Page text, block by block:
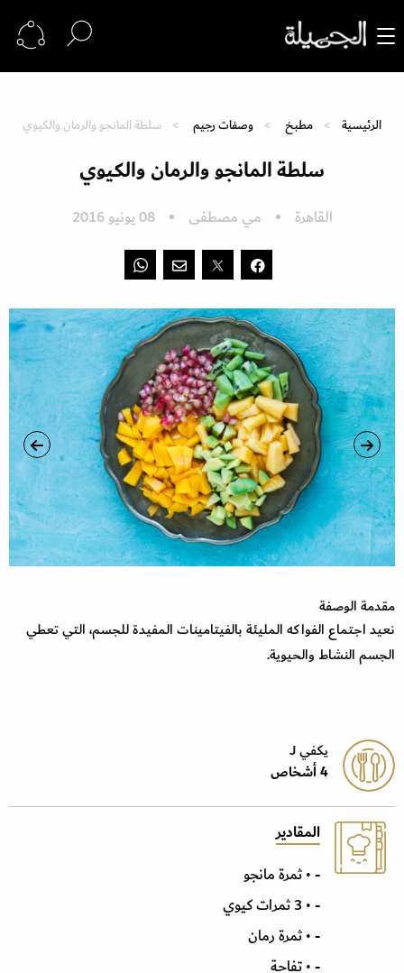
الرئيسية مطبخ وصفات رجيم سلطة المانجو والرمان والكيوي
سلطة المانجو والرمان والكيوي
القاهرة مي مصطفى 08 يونيو 2016
مقدمة الوصفة
نعيد اجتماع الفواكه المليئة بالفيتامينات المفيدة للجسم، التي تعطي
الجسم النشاط والحيوية.
يكفي J
4 أشخاص
المقادير
- • ثمرة مانجو
- • 3 ثمرات كيوي
- • ثمرة رمان
- • تفاحة